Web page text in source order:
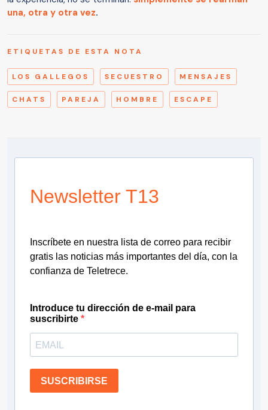
una, otra y otra vez.
ETIQUETAS DE ESTA NOTA
LOS GALLEGOS SECUESTRO MENSAJES
CHATS PAREJA HOMBRE ESCAPE
Newsletter T13
Inscríbete en nuestra lista de correo para recibir
gratis las noticias más importantes del día, con la
confianza de Teletrece.
Introduce tu dirección de e-mail para
suscribirte
SUSCRIBIRSE